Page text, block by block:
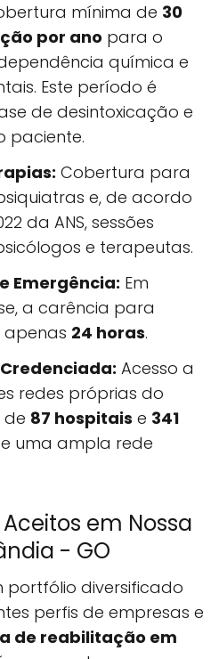
mínima de 30
por ano para o
química e
Este período é
de desintoxicação e
paciente.
Cobertura para
e, de acordo
da ANS, sessões
e terapeutas.
Emergência: Em
a carência para
24 horas.
Acesso a
redes próprias do
de 87 hospitais e 341
uma ampla rede
em Nossa
- GO
portfólio diversificado
perfis de empresas e
de reabilitação em